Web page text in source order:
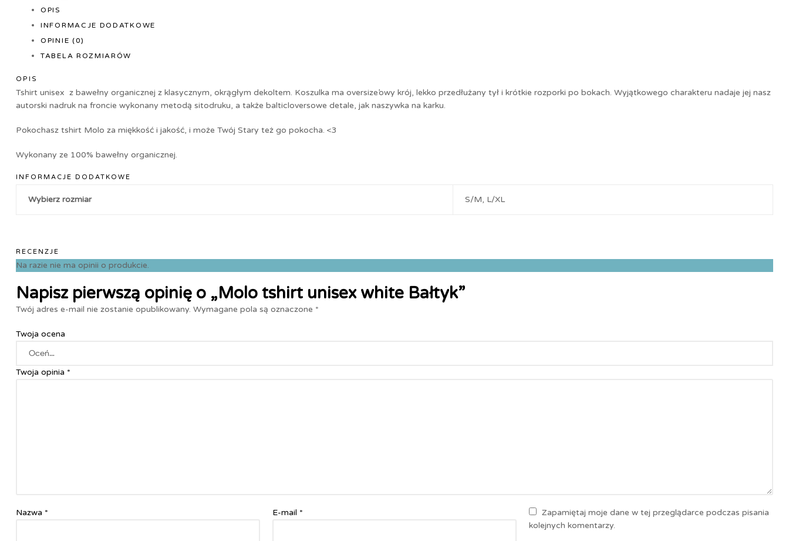
OPIS
INFORMACJE DODATKOWE
OPINIE (0)
TABELA ROZMIARÓW
OPIS
Tshirt unisex z bawełny organicznej z klasycznym, okrągłym dekoltem. Koszulka ma oversize’owy krój, lekko przedłużany tył i krótkie rozporki po bokach. Wyjątkowego charakteru nadaje jej nasz
autorski nadruk na froncie wykonany metodą sitodruku, a także balticloversowe detale, jak naszywka na karku.
Pokochasz tshirt Molo za miękkość i jakość, i może Twój Stary też go pokocha. <3
Wykonany ze 100% bawełny organicznej.
INFORMACJE DODATKOWE
Wybierz rozmiar S/M, L/XL
RECENZJE
Na razie nie ma opinii o produkcie.
Napisz pierwszą opinię o „Molo tshirt unisex white Bałtyk”
Twój adres e-mail nie zostanie opublikowany. Wymagane pola są oznaczone *
Twoja ocena
Twoja opinia *
Nazwa * E-mail *
Zapamiętaj moje dane w tej przeglądarce podczas pisania
kolejnych komentarzy.